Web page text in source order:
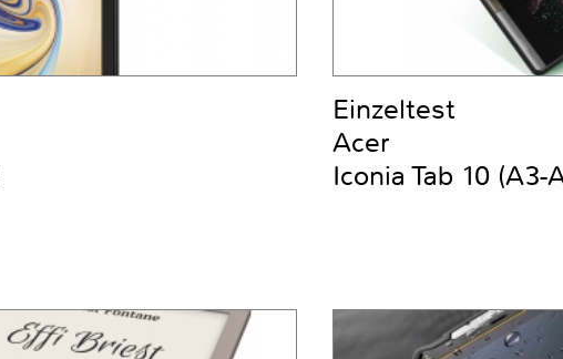
Einzeltest
Acer
Iconia Tab 10 (A3-